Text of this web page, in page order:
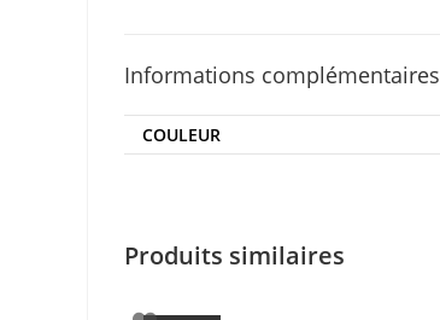
Informations complémentaires
COULEUR
Produits similaires